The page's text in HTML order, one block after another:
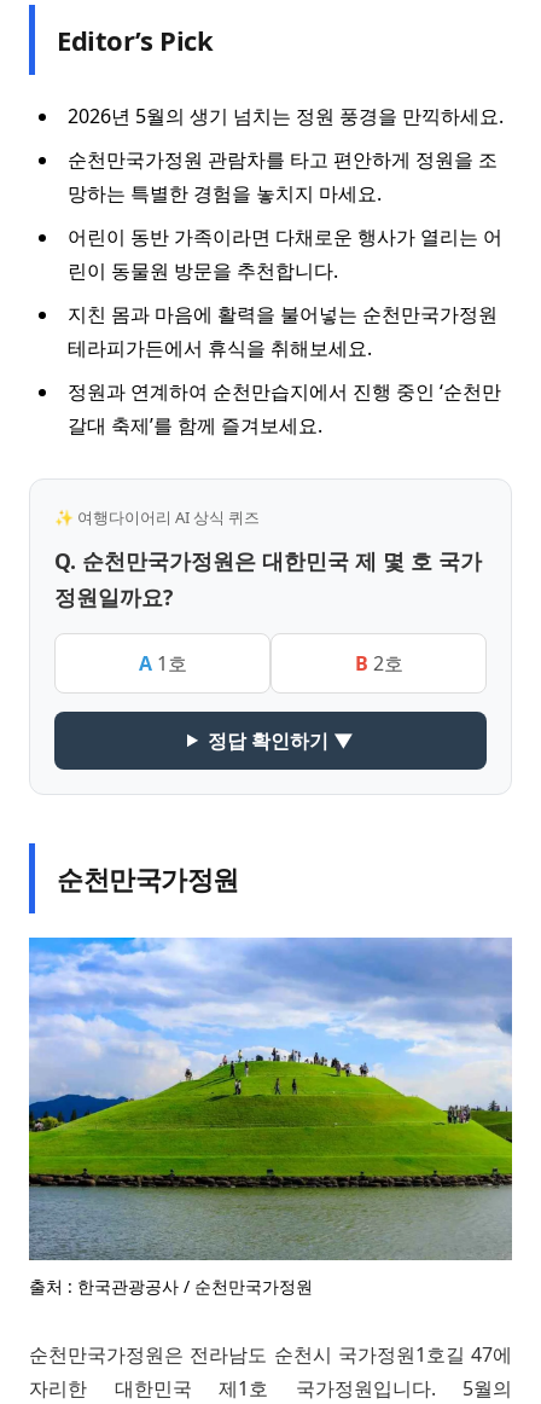
Editor’s Pick
2026년 5월의 생기 넘치는 정원 풍경을 만끽하세요.
순천만국가정원 관람차를 타고 편안하게 정원을 조
망하는 특별한 경험을 놓치지 마세요.
어린이 동반 가족이라면 다채로운 행사가 열리는 어
린이 동물원 방문을 추천합니다.
지친 몸과 마음에 활력을 불어넣는 순천만국가정원
테라피가든에서 휴식을 취해보세요.
정원과 연계하여 순천만습지에서 진행 중인 ‘순천만
갈대 축제’를 함께 즐겨보세요.
✨ 여행다이어리 AI 상식 퀴즈
Q. 순천만국가정원은 대한민국 제 몇 호 국가
정원일까요?
A1호 B 2호
정답 확인하기 ▼
순천만국가정원
출처 : 한국관광공사 / 순천만국가정원
순천만국가정원은 전라남도 순천시 국가정원1호길 47에
자리한 대한민국 제1호 국가정원입니다. 5월의